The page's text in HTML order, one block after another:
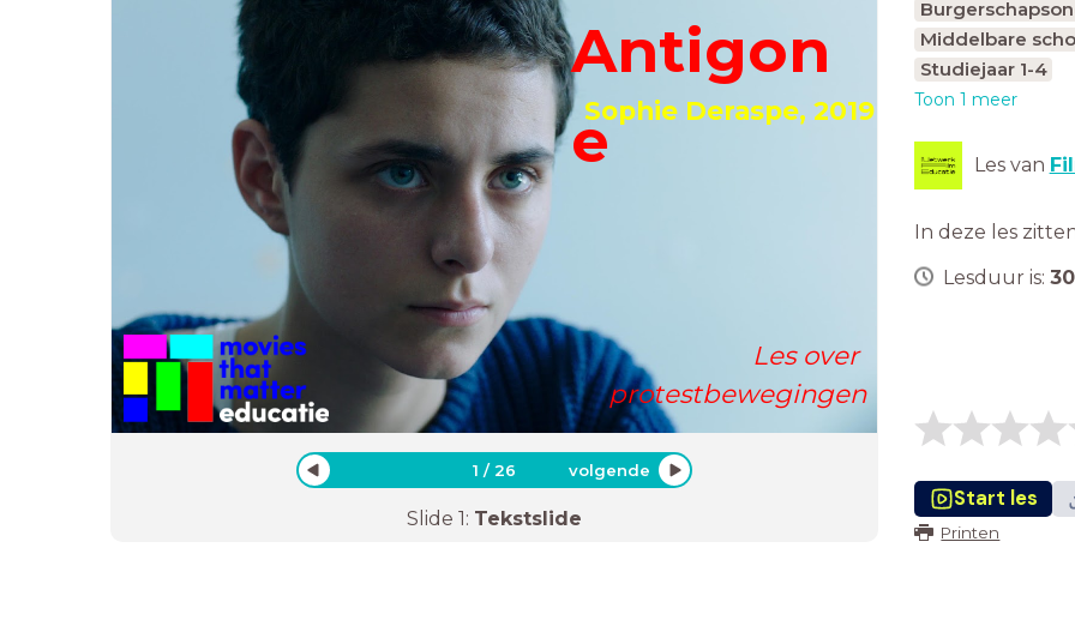
Antigon
e
Sophie Deraspe, 2019
Les over
protestbewegingen
1 /26 volgende
Slide 1: Tekstslide
Middelbare
Studiejaar 1-4
Toon 1 meer
Les van
In deze les
Lesduur is: 30
Start les
Printen